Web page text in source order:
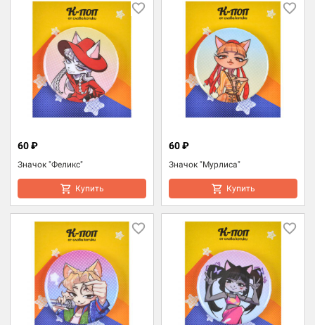
Значок "Феликс"
60 ₽
Купить
Значок "Мурлиса"
60 ₽
Купить